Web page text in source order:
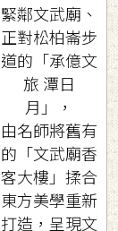
緊鄰文武廟、
正對松柏崙步
道的「承億文
旅 潭日
月」，
由名師將舊有
的「文武廟香
客大樓」揉合
東方美學重新
打造，呈現文